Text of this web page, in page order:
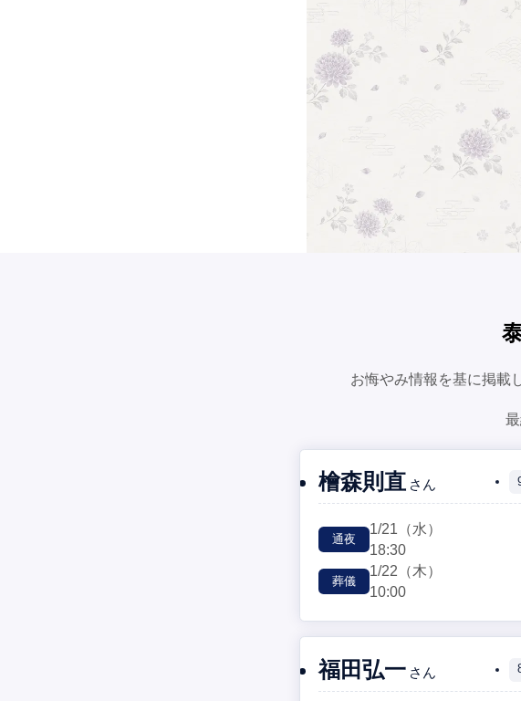
お悔やみ情報を基に掲載
檜森則直 さん
通夜
1/21 （水）
18:30
葬儀
1/22 （木）
10:00
福田弘一 さん